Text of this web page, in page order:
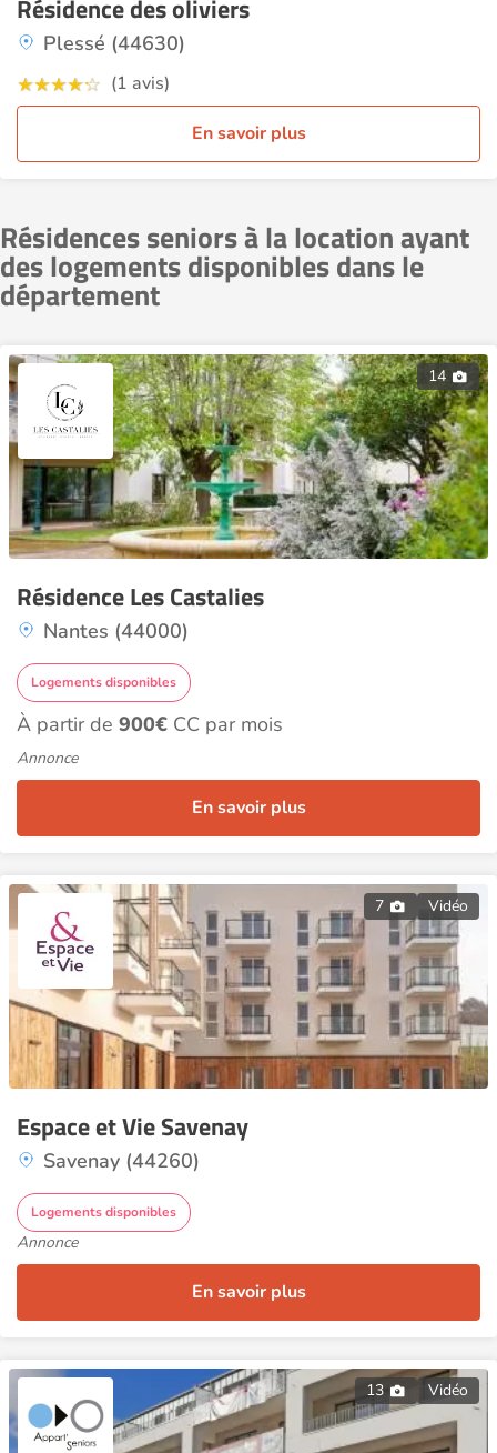
Résidence des oliviers
Plessé (44630)
(1 avis)
En savoir plus
Résidences seniors à la location ayant
des logements disponibles dans le
département
14
Résidence Les Castalies
Nantes (44000)
Logements disponibles
À partir de 900€ CC par mois
Annonce
En savoir plus
7 Vidéo
Espace et Vie Savenay
Savenay (44260)
Logements disponibles
Annonce
En savoir plus
13 Vidéo